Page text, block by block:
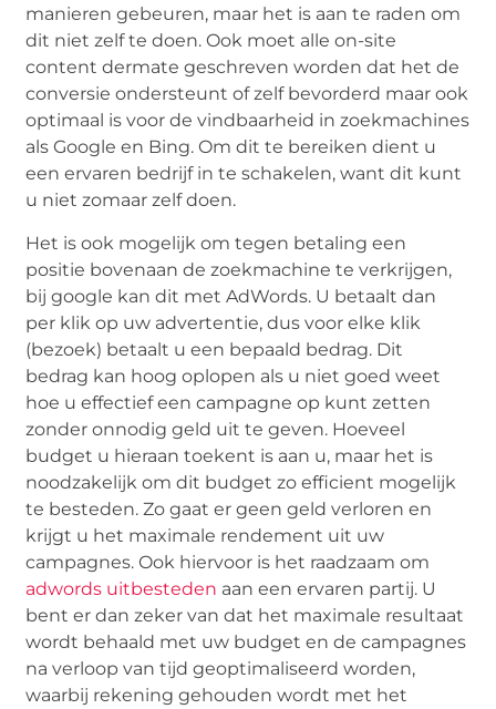
manieren gebeuren, maar het is aan te raden om
dit niet zelf te doen. Ook moet alle on-site
content dermate geschreven worden dat het de
conversie ondersteunt of zelf bevorderd maar ook
optimaal is voor de vindbaarheid in zoekmachines
als Google en Bing. Om dit te bereiken dient u
een ervaren bedrijf in te schakelen, want dit kunt
u niet zomaar zelf doen.
Het is ook mogelijk om tegen betaling een
positie bovenaan de zoekmachine te verkrijgen,
bij google kan dit met AdWords. U betaalt dan
per klik op uw advertentie, dus voor elke klik
(bezoek) betaalt u een bepaald bedrag. Dit
bedrag kan hoog oplopen als u niet goed weet
hoe u effectief een campagne op kunt zetten
zonder onnodig geld uit te geven. Hoeveel
budget u hieraan toekent is aan u, maar het is
noodzakelijk om dit budget zo efficient mogelijk
te besteden. Zo gaat er geen geld verloren en
krijgt u het maximale rendement uit uw
campagnes. Ook hiervoor is het raadzaam om
adwords uitbesteden aan een ervaren partij. U
bent er dan zeker van dat het maximale resultaat
wordt behaald met uw budget en de campagnes
na verloop van tijd geoptimaliseerd worden,
waarbij rekening gehouden wordt met het